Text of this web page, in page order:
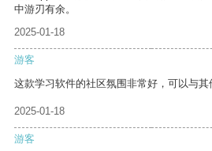
中游刃有余。
2025-01-18
游客
这款学习软件的社区氛围非常好，可以与其
2025-01-18
游客